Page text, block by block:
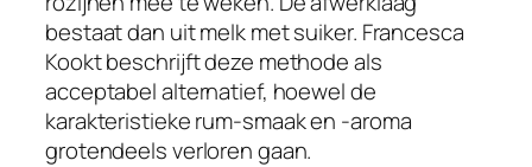
bestaat dan uit melk met suiker. Francesca
Kookt beschrijft deze methode als
acceptabel alternatief, hoewel de
karakteristieke rum-smaak en -aroma
grotendeels verloren gaan.